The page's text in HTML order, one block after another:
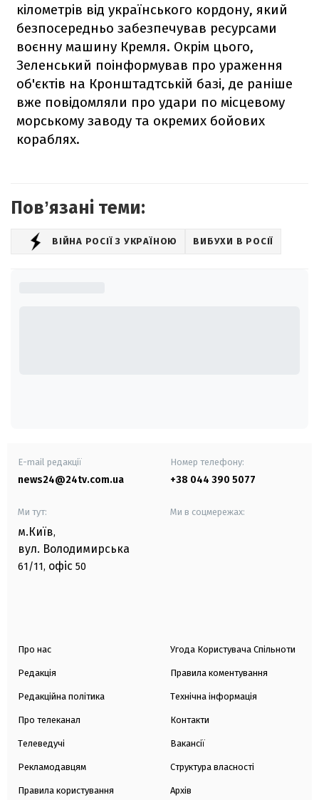
кілометрів від українського кордону, який
безпосередньо забезпечував ресурсами
воєнну машину Кремля. Окрім цього,
Зеленський поінформував про ураження
об'єктів на Кронштадтській базі, де раніше
вже повідомляли про удари по місцевому
морському заводу та окремих бойових
кораблях.
Повʼязані теми:
ВІЙНА РОСІЇ З УКРАЇНОЮ ВИБУХИ В РОСІЇ
E-mail редакції
news24@24tv.com.ua
Номер телефону:
+38 044 390 5077
Ми тут:
м.Київ,
вул. Володимирська
61/11, офіс 50
Ми в соцмережах:
Про нас
Редакція
Редакційна політика
Про телеканал
Телеведучі
Рекламодавцям
Правила користування
Угода Користувача Спільноти
Правила коментування
Технічна інформація
Контакти
Вакансії
Структура власності
Архів